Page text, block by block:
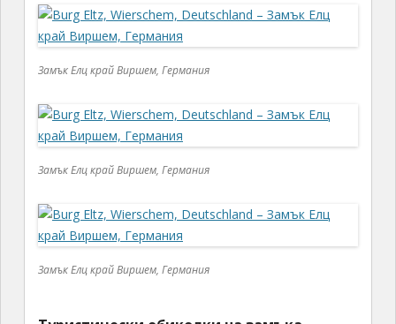
Туристически обиколки на замъка
се извършват на всеки
говорещи съответния език: китайски, английски,
френски, италиански, японски, холандски,
португалски, руски и испански език.Обиколката
става само в група и само с екскурзовод, абсолютно
интериора, както и правенето на снимки
Последната група посетители се допуска в17часа,
а в18 часа приключва и работното време на
магазинът за сувенири и ресторанта – също.